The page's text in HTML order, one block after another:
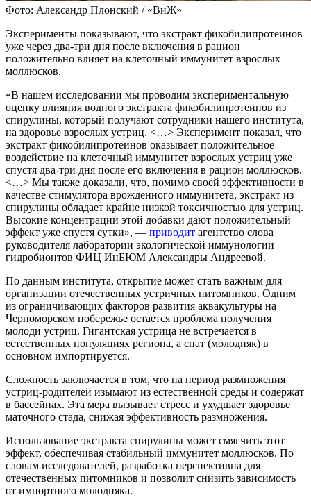
Фото: Александр Плонский / «ВиЖ»
Эксперименты показывают, что экстракт фикобилипротеинов
уже через два-три дня после включения в рацион
положительно влияет на клеточный иммунитет взрослых
моллюсков.
«В нашем исследовании мы проводим экспериментальную
оценку влияния водного экстракта фикобилипротеинов из
спирулины, который получают сотрудники нашего института,
на здоровье взрослых устриц. <…> Эксперимент показал, что
экстракт фикобилипротеинов оказывает положительное
воздействие на клеточный иммунитет взрослых устриц уже
спустя два-три дня после его включения в рацион моллюсков.
<…> Мы также доказали, что, помимо своей эффективности в
качестве стимулятора врожденного иммунитета, экстракт из
спирулины обладает крайне низкой токсичностью для устриц.
Высокие концентрации этой добавки дают положительный
эффект уже спустя сутки», — приводит агентство слова
руководителя лаборатории экологической иммунологии
гидробионтов ФИЦ ИнБЮМ Александры Андреевой.
По данным института, открытие может стать важным для
организации отечественных устричных питомников. Одним
из ограничивающих факторов развития аквакультуры на
Черноморском побережье остается проблема получения
молоди устриц. Гигантская устрица не встречается в
естественных популяциях региона, а спат (молодняк) в
основном импортируется.
Сложность заключается в том, что на период размножения
устриц-родителей изымают из естественной среды и содержат
в бассейнах. Эта мера вызывает стресс и ухудшает здоровье
маточного стада, снижая эффективность размножения.
Использование экстракта спирулины может смягчить этот
эффект, обеспечивая стабильный иммунитет моллюсков. По
словам исследователей, разработка перспективна для
отечественных питомников и позволит снизить зависимость
от импортного молодняка.